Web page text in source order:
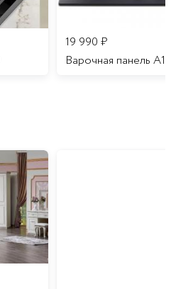
19 990 ₽
Варочная панель A16